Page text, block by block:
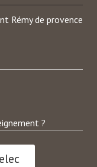
Rémy de provence
?